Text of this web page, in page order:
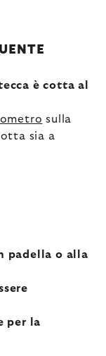
è cotta al
sulla
sia a
padella o alla
per la